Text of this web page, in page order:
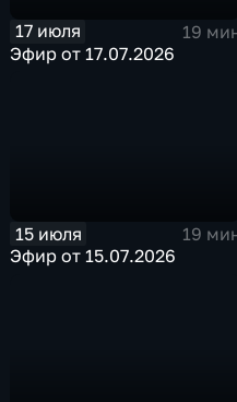
17 июля
19
Эфир от 17.07.2026
15 июля
19
Эфир от 15.07.2026